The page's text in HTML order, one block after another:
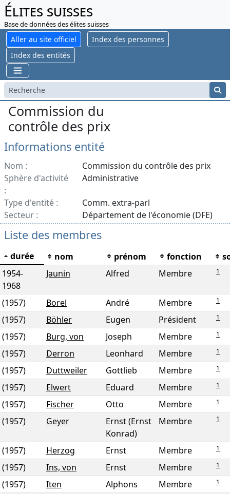
Élites suisses
Base de données des élites suisses
Aller au site officiel
Index des personnes
Index des entités
Commission du
contrôle des prix
Informations entité
Nom :
Commission du contrôle des prix
Sphère d'activité
:
Administrative
Type d'entité :
Comm. extra-parl
Secteur :
Département de l'économie (DFE)
Liste des membres
durée nom prénom fonction
1954-
1968
Jaunin Alfred Membre 1
(1957) Borel André Membre 1
(1957) Böhler Eugen Président 1
(1957) Burg, von Joseph Membre 1
(1957) Derron Leonhard Membre 1
(1957) Duttweiler Gottlieb Membre 1
(1957) Elwert Eduard Membre 1
(1957) Fischer Otto Membre 1
(1957) Geyer
Ernst (Ernst
Konrad)
Membre 1
(1957) Herzog Ernst Membre 1
(1957) Ins, von Ernst Membre 1
(1957) Iten Alphons Membre 1